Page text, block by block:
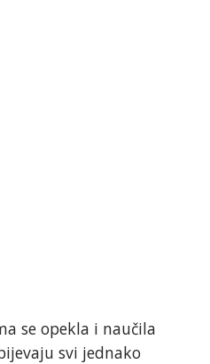
se opekla i naučila
svi jednako